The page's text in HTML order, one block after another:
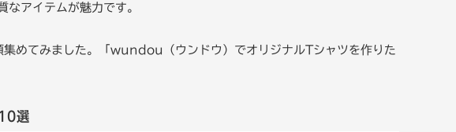
アイテムが魅力です。
めてみました。「wundou（ウンドウ）でオリジナルTシャツを作りた
選